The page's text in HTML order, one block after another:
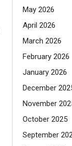
May 2026
April 2026
March 2026
February 2026
January 2026
December
November
October 2025
September